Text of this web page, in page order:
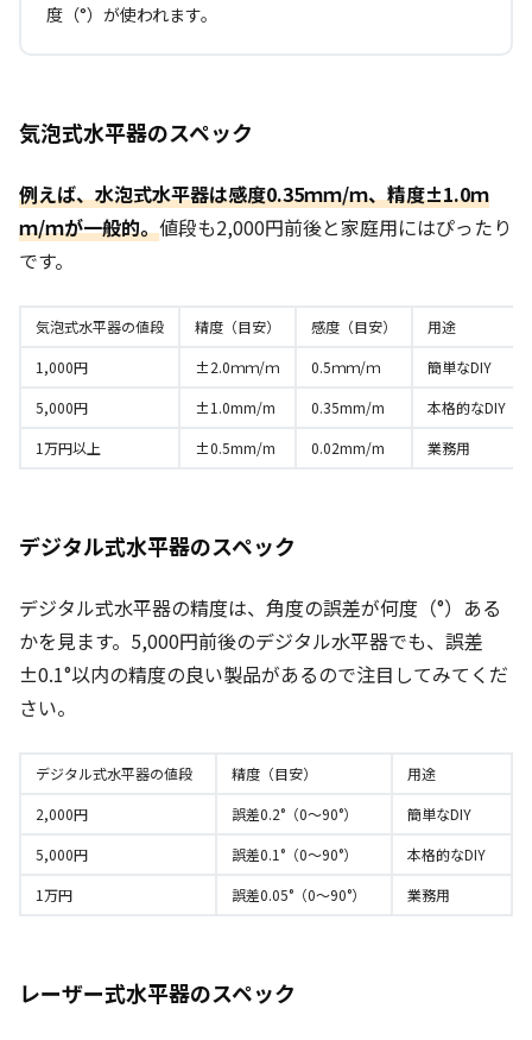
度（°）が使われます。
気泡式水平器のスペック
例えば、水泡式水平器は感度0.35ｍｍ/ｍ、精度±1.0ｍ
ｍ/ｍが一般的。値段も2,000円前後と家庭用にはぴったり
です。
気泡式水平器の値段 精度（目安） 感度（目安）
用途
1,000円
±2.0ｍｍ/ｍ 0.5ｍｍ/ｍ
簡単なDIY
5,000円
±1.0mm/m 0.35mm/m
本格的なDIY
1万円以上
±0.5mm/m 0.02mm/m 業務用
デジタル式水平器のスペック
デジタル式水平器の精度は、角度の誤差が何度（°）ある
かを見ます。5,000円前後のデジタル水平器でも、誤差
±0.1°以内の精度の良い製品があるので注目してみてくだ
さい。
デジタル式水平器の値段 精度（目安）
用途
2,000円
誤差0.2°（0～90°）
簡単なDIY
5,000円
誤差0.1°（0～90°）
本格的なDIY
1万円
誤差0.05°（0～90°） 業務用
レーザー式水平器のスペック